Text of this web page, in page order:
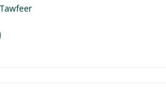
Tawfeer